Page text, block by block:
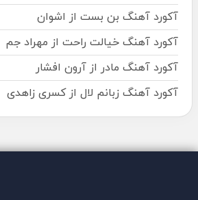
آکورد آهنگ بن بست از اشوان
آکورد آهنگ خیالت راحت از مهراد جم
آکورد آهنگ مادر از آرون افشار
آکورد آهنگ زبانم لال از کسری زاهدی